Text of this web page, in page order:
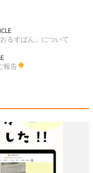
るすばん」について
報告